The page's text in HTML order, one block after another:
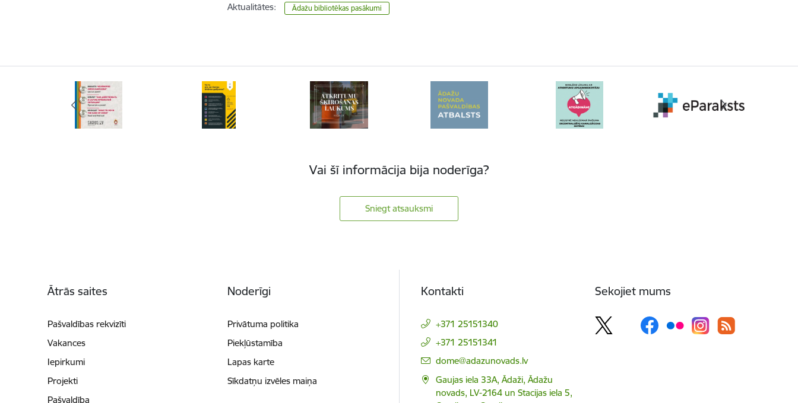
Aktualitātes: Ādažu bibliotēkas pasākumi
Vai šī informācija bija noderīga?
Sniegt atsauksmi
Ātrās saites
Pašvaldības rekvizīti
Vakances
Iepirkumi
Projekti
Pašvaldība
Noderīgi
Privātuma politika
Piekļūstamība
Lapas karte
Sīkdatņu izvēles maiņa
Kontakti
+371 25151340
+371 25151341
E-pasts:
dome@adazunovads.lv
Gaujas iela 33A, Ādaži, Ādažu
novads, LV-2164 un Stacijas iela 5,
Sekojiet mums